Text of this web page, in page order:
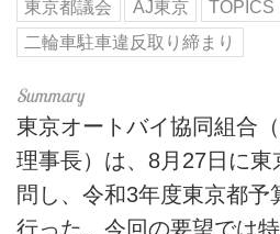
東京都議会 AJ東京 TOPICS
二輪車駐車違反取り締まり
東京オートバイ協同組合
理事長）は、8月27日に
問し、令和3年度東京都予
行った。今回の要望では